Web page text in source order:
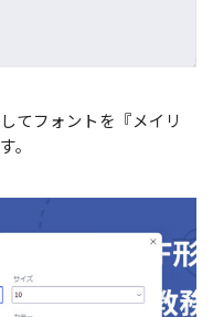
てフォントを『メイリ
。